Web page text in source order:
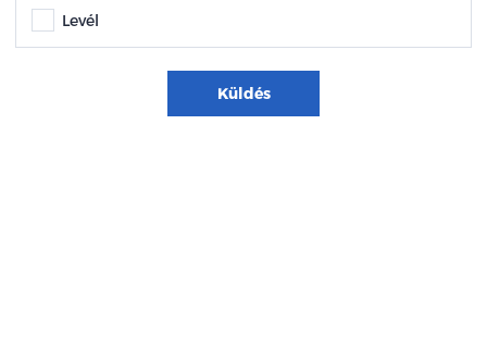
Levél
Küldés